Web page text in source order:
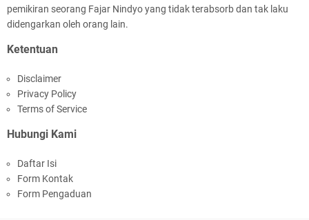
pemikiran seorang Fajar Nindyo yang tidak terabsorb dan tak laku
didengarkan oleh orang lain.
Ketentuan
Disclaimer
Privacy Policy
Terms of Service
Hubungi Kami
Daftar Isi
Form Kontak
Form Pengaduan